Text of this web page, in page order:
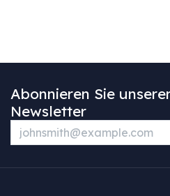
Abonnieren Sie
Newsletter